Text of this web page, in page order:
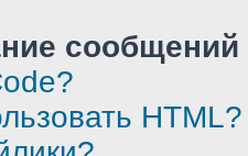
HTML?